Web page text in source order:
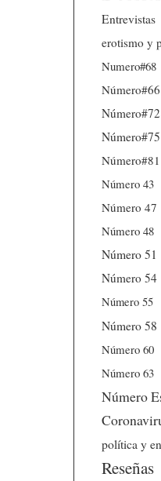
Entrevistas
erotismo y
Numero#68
Número#66
Número#72
Número#75
Número#81
Número 43
Número 47
Número 48
Número 51
Número 54
Número 55
Número 58
Número 60
Número 63
Número
política y
Reseñas